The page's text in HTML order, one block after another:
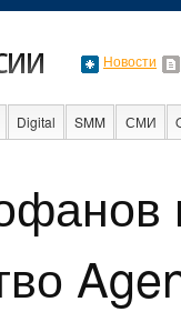
Новости
Digital SMM СМИ